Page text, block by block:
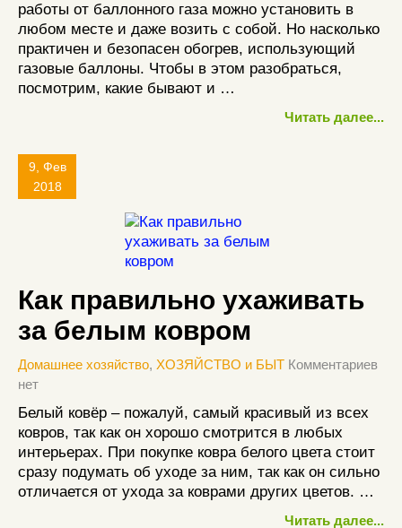
работы от баллонного газа можно установить в
любом месте и даже возить с собой. Но насколько
практичен и безопасен обогрев, использующий
газовые баллоны. Чтобы в этом разобраться,
посмотрим, какие бывают и …
Читать далее...
9, Фев
2018
Как правильно ухаживать
за белым ковром
Домашнее хозяйство, ХОЗЯЙСТВО и БЫТ Комментариев
нет
Белый ковёр – пожалуй, самый красивый из всех
ковров, так как он хорошо смотрится в любых
интерьерах. При покупке ковра белого цвета стоит
сразу подумать об уходе за ним, так как он сильно
отличается от ухода за коврами других цветов. …
Читать далее...